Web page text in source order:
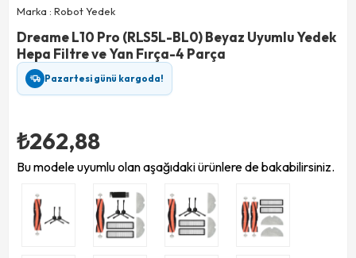
Marka : Robot Yedek
Dreame L10 Pro (RLS5L-BL0) Beyaz Uyumlu Yedek
Hepa Filtre ve Yan Fırça-4 Parça
Pazartesi günü kargoda!
₺262,88
Bu modele uyumlu olan aşağıdaki ürünlere de bakabilirsiniz.